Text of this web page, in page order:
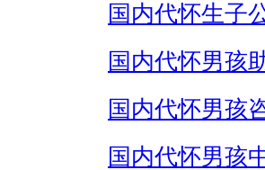
国内代怀生子
国内代怀男孩
国内代怀男孩
国内代怀男孩